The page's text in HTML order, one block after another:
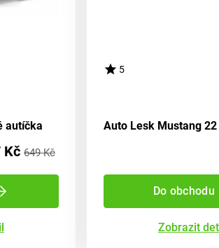
autíčka
Kč 649 Kč
5
Auto Lesk Mustang
Do obchodu
Zobrazit